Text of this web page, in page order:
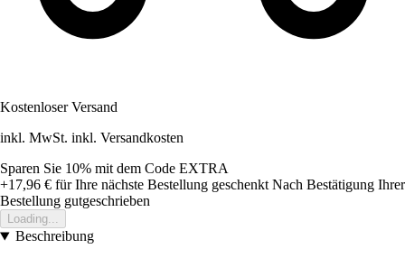
Kostenloser Versand
inkl. MwSt. inkl. Versandkosten
Sparen Sie 10% mit dem Code EXTRA
+17,96 € für Ihre nächste Bestellung geschenkt Nach Bestätigung Ihrer
Bestellung gutgeschrieben
Loading...
Beschreibung